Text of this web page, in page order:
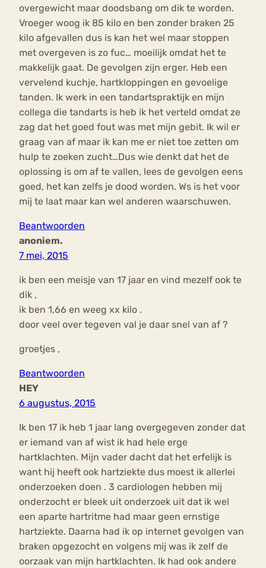
overgewicht maar doodsbang om dik te worden.
Vroeger woog ik 85 kilo en ben zonder braken 25
kilo afgevallen dus is kan het wel maar stoppen
met overgeven is zo fuc… moeilijk omdat het te
makkelijk gaat. De gevolgen zijn erger. Heb een
vervelend kuchje, hartkloppingen en gevoelige
tanden. Ik werk in een tandartspraktijk en mijn
collega die tandarts is heb ik het verteld omdat ze
zag dat het goed fout was met mijn gebit. Ik wil er
graag van af maar ik kan me er niet toe zetten om
hulp te zoeken zucht…Dus wie denkt dat het de
oplossing is om af te vallen, lees de gevolgen eens
goed, het kan zelfs je dood worden. Ws is het voor
mij te laat maar kan wel anderen waarschuwen.
Beantwoorden
anoniem.
7 mei, 2015
ik ben een meisje van 17 jaar en vind mezelf ook te
dik ,
ik ben 1,66 en weeg xx kilo .
door veel over tegeven val je daar snel van af ?
groetjes ,
Beantwoorden
HEY
6 augustus, 2015
Ik ben 17 ik heb 1 jaar lang overgegeven zonder dat
er iemand van af wist ik had hele erge
hartklachten. Mijn vader dacht dat het erfelijk is
want hij heeft ook hartziekte dus moest ik allerlei
onderzoeken doen . 3 cardiologen hebben mij
onderzocht er bleek uit onderzoek uit dat ik wel
een aparte hartritme had maar geen ernstige
hartziekte. Daarna had ik op internet gevolgen van
braken opgezocht en volgens mij was ik zelf de
oorzaak van mijn hartklachten. Ik had ook andere